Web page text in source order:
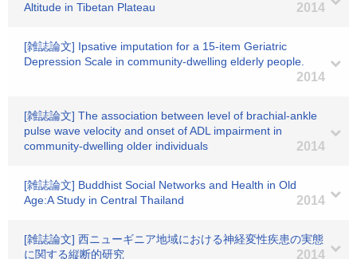
Altitude in Tibetan Plateau
2014
[雑誌論文] Ipsative imputation for a 15-item Geriatric
Depression Scale in community-dwelling elderly people.
2014
[雑誌論文] The association between level of brachial-ankle
pulse wave velocity and onset of ADL impairment in
community-dwelling older individuals
2014
[雑誌論文] Buddhist Social Networks and Health in Old
Age:A Study in Central Thailand
2014
[雑誌論文] 西ニューギニア地域における神経変性疾患の実態
に関する縦断的研究
2014